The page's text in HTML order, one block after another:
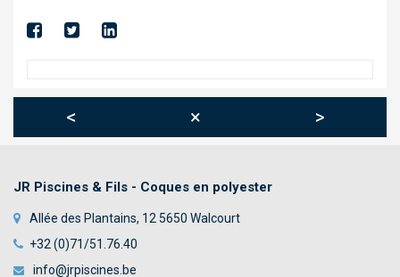
TOILES TENDUES
TRAITEMENT AUTOMATIQUE DE L’EAU
WELLNESS & SPA
< × >
JR Piscines & Fils - Coques en polyester
Allée des Plantains, 12 5650 Walcourt
+32 (0)71/51.76.40
info@jrpiscines.be